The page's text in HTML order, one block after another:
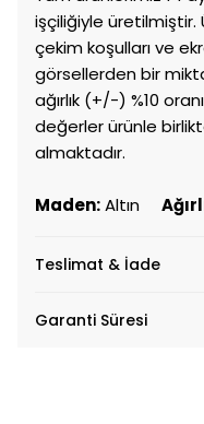
işçiliğiyle üretilmiştir.
çekim koşulları ve
görsellerden bir
ağırlık (+/-) %10
değerler ürünle
almaktadır.
Maden:Altın
Teslimat & İade
Garanti Süresi